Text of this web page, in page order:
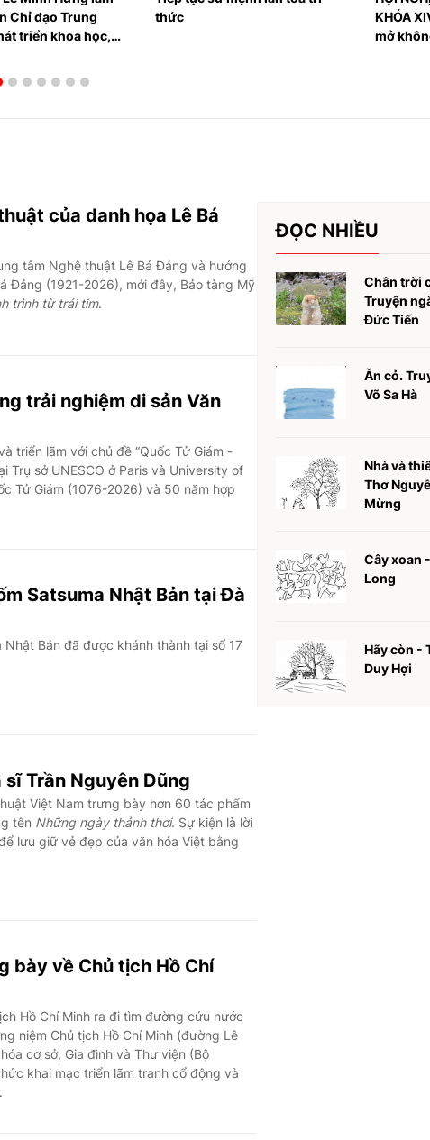
KHÓA XIV: Hoàn thiện thể chế,
Việt
của danh họa Lê Bá
tâm Nghệ thuật Lê Bá Đảng và hướng
Đảng (1921-2026), mới đây, Bảo tàng Mỹ
trình từ trái tim.
trải nghiệm di sản Văn
triển lãm với chủ đề “Quốc Tử Giám -
Trụ sở UNESCO ở Paris và University of
Tử Giám (1076-2026) và 50 năm hợp
Satsuma Nhật Bản tại Đà
Bản đã được khánh thành tại số 17
Trần Nguyên Dũng
Việt Nam trưng bày hơn 60 tác phẩm
tên Những ngày thảnh thơi. Sự kiện là lời
lưu giữ vẻ đẹp của văn hóa Việt bằng
bày về Chủ tịch Hồ Chí
Hồ Chí Minh ra đi tìm đường cứu nước
niệm Chủ tịch Hồ Chí Minh (đường Lê
cơ sở, Gia đình và Thư viện (Bộ
khai mạc triển lãm tranh cổ động và
.
ĐỌC NHIỀU
Chân trời
Truyện
Đức Tiến
Ăn cỏ.
Võ Sa Hà
Nhà và
Thơ
Mừng
Cây xoan
Long
Hãy còn -
Duy Hợi